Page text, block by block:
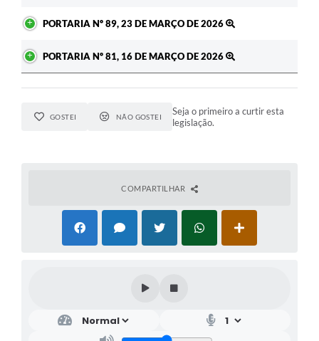
PORTARIA Nº 89, 23 DE MARÇO DE 2026
PORTARIA Nº 81, 16 DE MARÇO DE 2026
GOSTEI NÃO GOSTEI
Seja o primeiro a curtir esta
legislação.
COMPARTILHAR